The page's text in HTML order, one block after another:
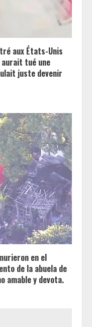
aux États-Unis
aurait tué une
juste devenir
en el
de la abuela de
amable y devota.